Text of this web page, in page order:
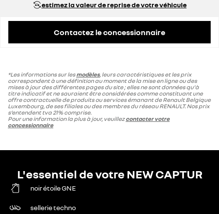
remise globaleestimez la valeur de reprise de votre véhicule
Contactez le concessionnaire
*Les informations sur lesmodèles, leurs caractéristiques et les prix
correspondent à une définition au moment de la mise en ligne ou des
mises à jour des différentes pages du site ; elles ne sont données qu'à
titre indicatif et ne sauraient être considérées comme constituant une
offre contractuelle de produits ou services émanant de Renault Belgique
Luxembourg, de ses filiales ou des membres du réseau RENAULT. Nos prix
s’entendent tva 21% comprise.
Pour une information la plus à jour, veuillezcontacter votre
concessionnaire
L'essentiel de votre NEW CAPTUR
noir étoile GNE
sellerie techno